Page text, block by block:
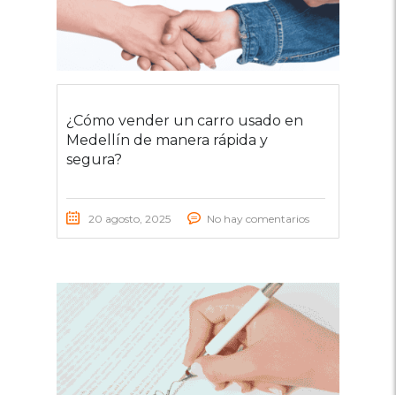
¿Cómo vender un carro usado en
Medellín de manera rápida y
segura?
20 agosto, 2025 No hay comentarios